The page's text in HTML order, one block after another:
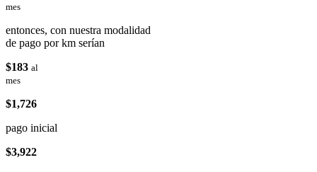
mes
entonces, con nuestra modalidad
de pago por km serían
$183 al
mes
$1,726
pago inicial
$3,922